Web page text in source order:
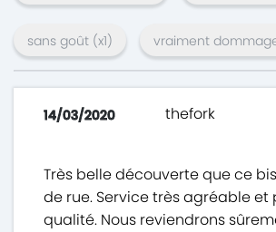
sans goût (x1) vraiment
14/03/2020 thefork
Très belle découverte que ce
de rue. Service très agréable et
qualité. Nous reviendrons